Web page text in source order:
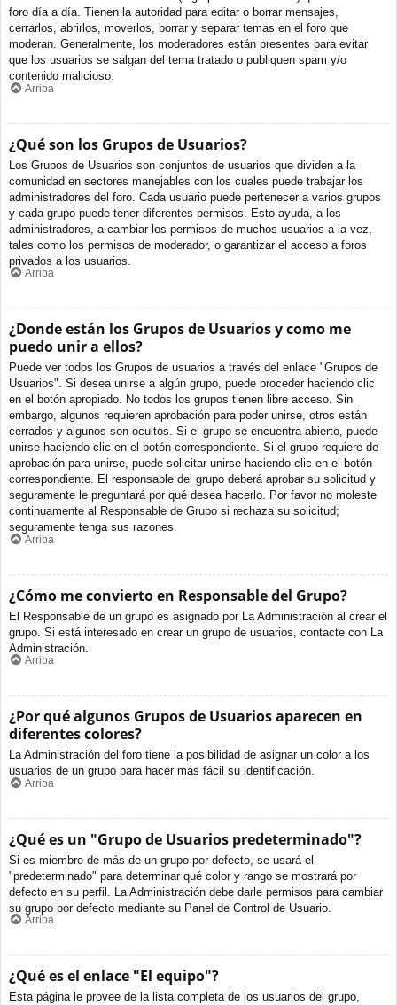
foro día a día. Tienen la autoridad para editar o borrar mensajes,
cerrarlos, abrirlos, moverlos, borrar y separar temas en el foro que
moderan. Generalmente, los moderadores están presentes para evitar
que los usuarios se salgan del tema tratado o publiquen spam y/o
contenido malicioso.
Arriba
¿Qué son los Grupos de Usuarios?
Los Grupos de Usuarios son conjuntos de usuarios que dividen a la
comunidad en sectores manejables con los cuales puede trabajar los
administradores del foro. Cada usuario puede pertenecer a varios grupos
y cada grupo puede tener diferentes permisos. Esto ayuda, a los
administradores, a cambiar los permisos de muchos usuarios a la vez,
tales como los permisos de moderador, o garantizar el acceso a foros
privados a los usuarios.
Arriba
¿Donde están los Grupos de Usuarios y como me
puedo unir a ellos?
Puede ver todos los Grupos de usuarios a través del enlace "Grupos de
Usuarios". Si desea unirse a algún grupo, puede proceder haciendo clic
en el botón apropiado. No todos los grupos tienen libre acceso. Sin
embargo, algunos requieren aprobación para poder unirse, otros están
cerrados y algunos son ocultos. Si el grupo se encuentra abierto, puede
unirse haciendo clic en el botón correspondiente. Si el grupo requiere de
aprobación para unirse, puede solicitar unirse haciendo clic en el botón
correspondiente. El responsable del grupo deberá aprobar su solicitud y
seguramente le preguntará por qué desea hacerlo. Por favor no moleste
continuamente al Responsable de Grupo si rechaza su solicitud;
seguramente tenga sus razones.
Arriba
¿Cómo me convierto en Responsable del Grupo?
El Responsable de un grupo es asignado por La Administración al crear el
grupo. Si está interesado en crear un grupo de usuarios, contacte con La
Administración.
Arriba
¿Por qué algunos Grupos de Usuarios aparecen en
diferentes colores?
La Administración del foro tiene la posibilidad de asignar un color a los
usuarios de un grupo para hacer más fácil su identificación.
Arriba
¿Qué es un "Grupo de Usuarios predeterminado"?
Si es miembro de más de un grupo por defecto, se usará el
"predeterminado" para determinar qué color y rango se mostrará por
defecto en su perfil. La Administración debe darle permisos para cambiar
su grupo por defecto mediante su Panel de Control de Usuario.
Arriba
¿Qué es el enlace "El equipo"?
Esta página le provee de la lista completa de los usuarios del grupo,